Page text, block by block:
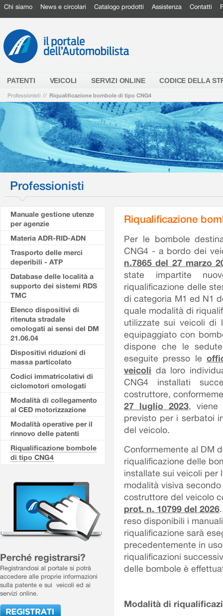
Chi siamo News e circolari Catalogo prodotti Assistenza Contatti
PATENTI VEICOLI SERVIZI ONLINE CODICE DELLA
Professionisti // Riqualificazione bombole di tipo CNG4
Professionisti
Manuale gestione utenze
per agenzie
Materia ADR-RID-ADN
Trasporto delle merci
deperibili - ATP
Database delle località a
supporto dei sistemi RDS
TMC
Elenco dispositivi di
ritenuta stradale
omologati ai sensi del DM
21.06.04
Dispositivi riduzioni di
massa particolato
Codici immatricolativi di
ciclomotori omologati
Modalità di collegamento
al CED motorizzazione
Modalità operative per il
rinnovo delle patenti
Riqualificazione bombole
di tipo CNG4
Perché registrarsi?
Registrandosi al portale si potrà
accedere alle proprie informazioni
sulla patente e sui veicoli ed ai
servizi online.
Riqualificazione
Per le bombole
CNG4 - a bordo dei
n.7865 del 27 marzo
state impartite
riqualificazione delle
di categoria M1 ed N1
quale modalità di
utilizzate sui veicoli di
equipaggiato con
dispone che le
eseguite presso le
veicoli da loro
CNG4 installati
costruttore,
27 luglio 2023, viene
previsto per i serbatoi
del veicolo.
Conformemente al DM
riqualificazione delle
installate sui veicoli per
modalità visiva
costruttore del veicolo
prot. n. 10799 del 2026
reso disponibili i
riqualificazione sarà
precedentemente in
riqualificazioni
delle bombole è
Modalità di